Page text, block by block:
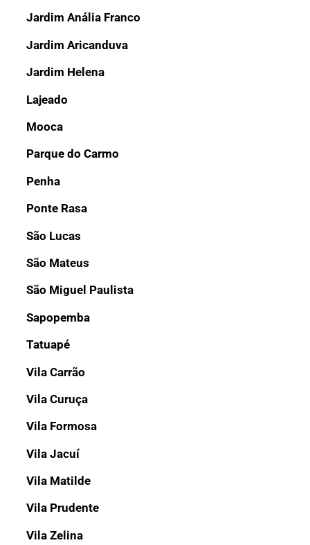
Jardim Anália Franco
Jardim Aricanduva
Jardim Helena
Lajeado
Mooca
Parque do Carmo
Penha
Ponte Rasa
São Lucas
São Mateus
São Miguel Paulista
Sapopemba
Tatuapé
Vila Carrão
Vila Curuça
Vila Formosa
Vila Jacuí
Vila Matilde
Vila Prudente
Vila Zelina